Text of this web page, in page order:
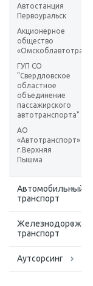
Автостанция
Первоуральск
Акционерное
общество
«Омскоблавтотранс»
ГУП СО
"Свердловское
областное
объединение
пассажирского
автотранспорта"
АО
«Автотранспорт»
г.Верхняя
Пышма
Автомобильный
транспорт
Железнодорожный
транспорт
Аутсорсинг